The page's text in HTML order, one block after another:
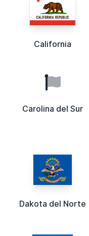
California
Carolina del Sur
Dakota del Norte